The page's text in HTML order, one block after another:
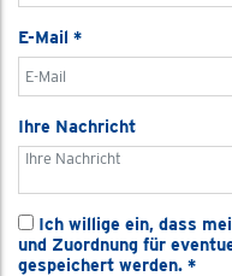
E-Mail *
Ihre Nachricht
Ich willige ein, dass
und Zuordnung für
gespeichert werden. *